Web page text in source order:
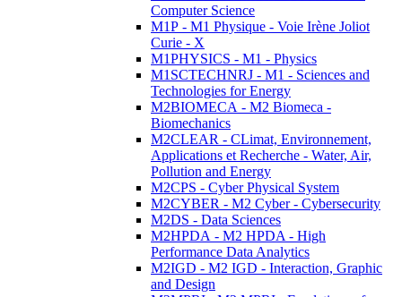
Computer Science
M1P - M1 Physique - Voie Irène Joliot
Curie - X
M1PHYSICS - M1 - Physics
M1SCTECHNRJ - M1 - Sciences and
Technologies for Energy
M2BIOMECA - M2 Biomeca -
Biomechanics
M2CLEAR - CLimat, Environnement,
Applications et Recherche - Water, Air,
Pollution and Energy
M2CPS - Cyber Physical System
M2CYBER - M2 Cyber - Cybersecurity
M2DS - Data Sciences
M2HPDA - M2 HPDA - High
Performance Data Analytics
M2IGD - M2 IGD - Interaction, Graphic
and Design